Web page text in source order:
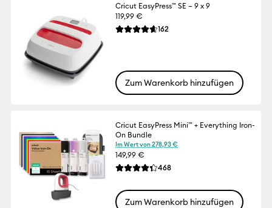
Cricut EasyPress™ SE – 9 x 9
119,99 €
Die durchschnittliche Bewertung für
162
Zum Warenkorb hinzufügen
Cricut EasyPress Mini™ + Everything Iron-
On Bundle
Im Wert von 278,93 €
149,99 €
Die durchschnittliche Bewertung für
468Reviews
Zum Warenkorb hinzufügen